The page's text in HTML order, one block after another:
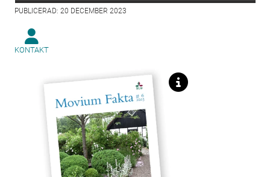
PUBLICERAD: 20 DECEMBER 2023
KONTAKT